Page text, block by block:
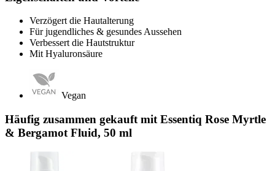
Verzögert die Hautalterung
Für jugendliches & gesundes Aussehen
Verbessert die Hautstruktur
Mit Hyaluronsäure
Vegan
Häufig zusammen gekauft mit Essentiq Rose Myrtle
& Bergamot Fluid, 50 ml